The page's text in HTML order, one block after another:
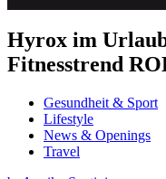
Hyrox im
Fitnesstrend
Gesundheit & Sport
Lifestyle
News & Openings
Travel